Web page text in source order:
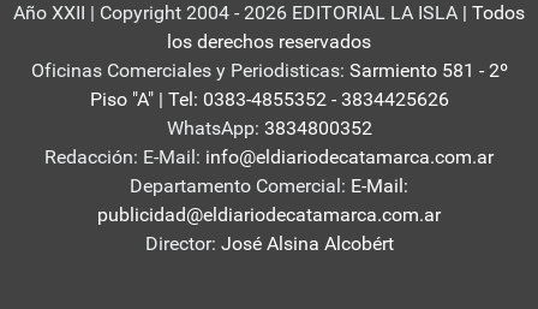
Año XXII | Copyright 2004 - 2026 EDITORIAL LA ISLA | Todos
los derechos reservados
Oficinas Comerciales y Periodisticas: Sarmiento 581 - 2º
Piso "A" | Tel: 0383-4855352 - 3834425626
WhatsApp: 3834800352
Redacción: E-Mail: info@eldiariodecatamarca.com.ar
Departamento Comercial: E-Mail:
publicidad@eldiariodecatamarca.com.ar
Director: José Alsina Alcobért